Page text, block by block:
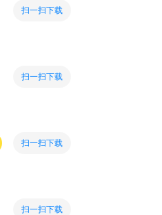
扫一扫下载
扫一扫下载
扫一扫下载
扫一扫下载